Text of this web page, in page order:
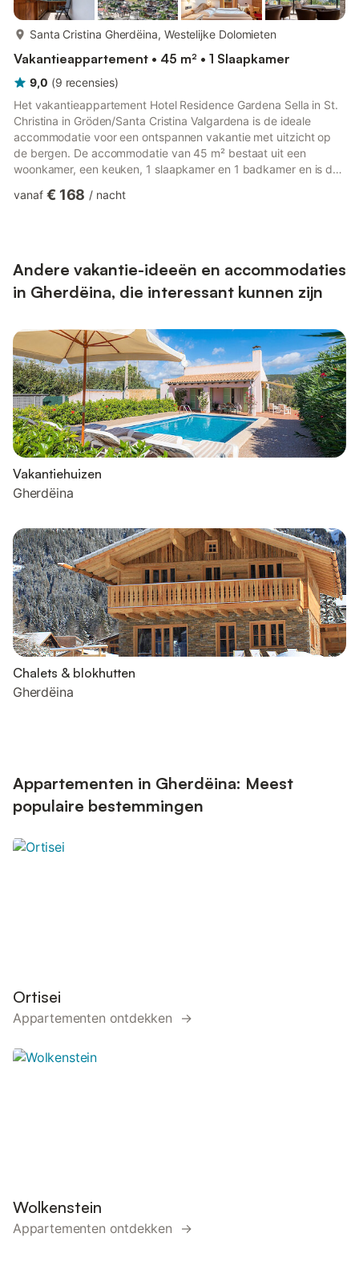
meer...
Santa Cristina Gherdëina, Westelijke Dolomieten
Vakantieappartement • 45 m² • 1 Slaapkamer
9,0 (9 recensies)
Het vakantieappartement Hotel Residence Gardena Sella in St.
Christina in Gröden/Santa Cristina Valgardena is de ideale
accommodatie voor een ontspannen vakantie met uitzicht op
de bergen. De accommodatie van 45 m² bestaat uit een
woonkamer, een keuken, 1 slaapkamer en 1 badkamer en is dus
andere WiFi, verwarming en een tv. Verder zijn er een sauna en
een tuin. Een parke...
vanaf € 168 / nacht
Andere vakantie-ideeën en accommodaties
in Gherdëina, die interessant kunnen zijn
Vakantiehuizen
Gherdëina
Chalets & blokhutten
Gherdëina
Appartementen in Gherdëina: Meest
populaire bestemmingen
Ortisei
Appartementen ontdekken →
Wolkenstein
Appartementen ontdekken →